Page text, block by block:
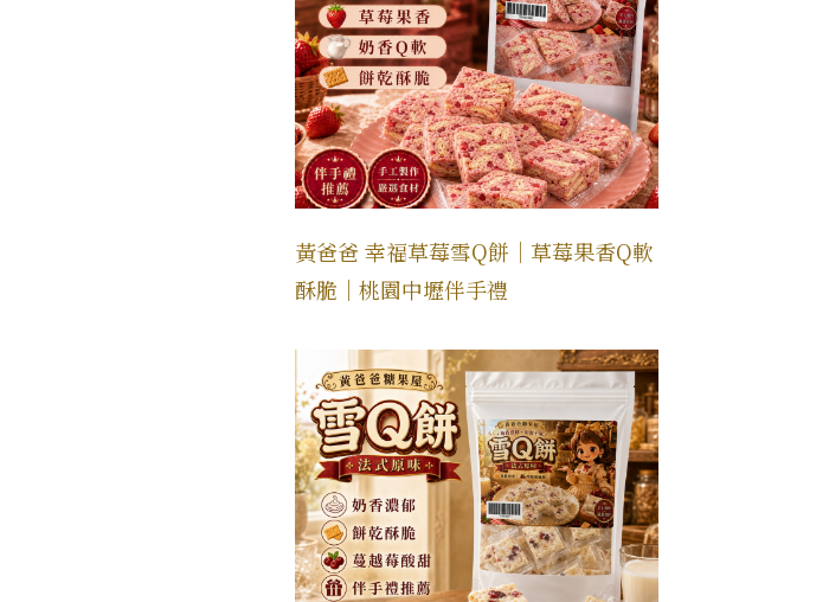
黃爸爸 幸福草莓雪Q餅｜草莓果香Q軟
酥脆｜桃園中壢伴手禮